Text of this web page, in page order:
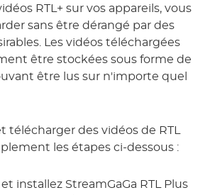
RTL+ sur vos appareils, vous
sans être dérangé par des
Les vidéos téléchargées
être stockées sous forme de
être lus sur n'importe quel
télécharger des vidéos de RTL
les étapes ci-dessous :
installez StreamGaGa RTL Plus